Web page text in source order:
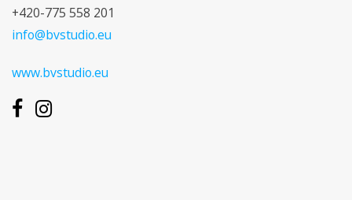
+420-775 558 201
info@bvstudio.eu
www.bvstudio.eu